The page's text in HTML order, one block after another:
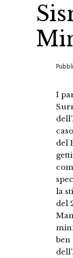
I
del
la
del
ben